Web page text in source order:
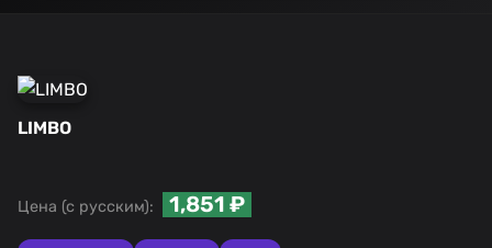
LIMBO
Цена (с русским): 1,851 ₽